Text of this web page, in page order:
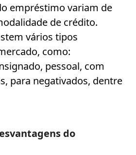
empréstimo variam de
de crédito.
vários tipos
como:
pessoal, com
para negativados, dentre
do